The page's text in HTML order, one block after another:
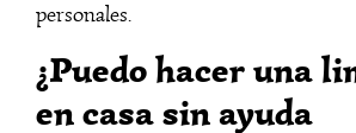
personales.
¿Puedo hacer una
en casa sin ayuda